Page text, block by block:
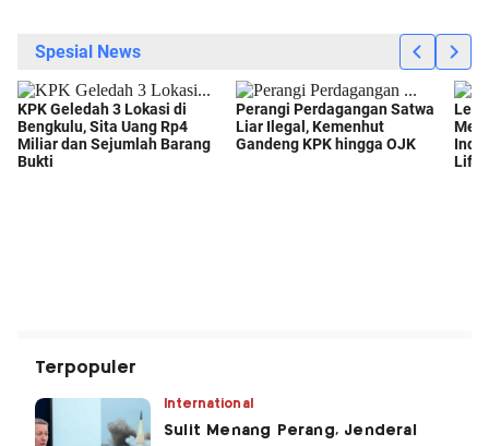
Terpopuler
International
Sulit Menang Perang, Jenderal